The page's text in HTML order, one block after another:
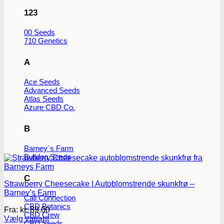
123
00 Seeds
710 Genetics
A
Ace Seeds
Advanced Seeds
Atlas Seeds
Azure CBD Co.
B
Barney´s Farm
Bulldog Seeds
C
Cali Connection
CBD Botanics
CBD Crew
varesiden
Strawberry Cheesecake | Autoblomstrende skunkfrø –
Barney’s Farm
Fra: kr.89.00
Vælg variant